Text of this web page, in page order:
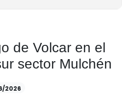
de Volcar en el
sector Mulchén
2026